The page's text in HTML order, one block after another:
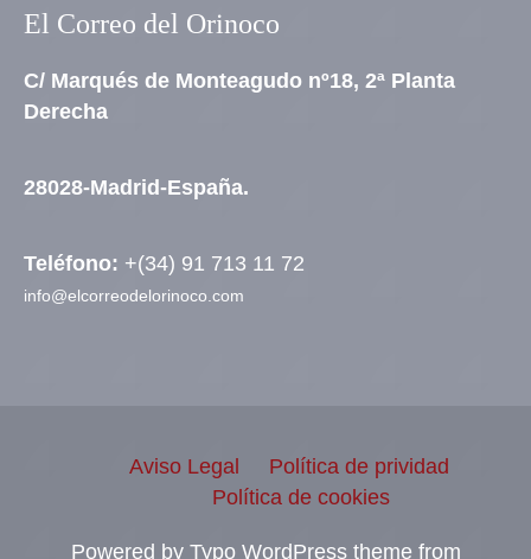
El Correo del Orinoco
C/ Marqués de Monteagudo nº18, 2ª Planta
Derecha
28028-Madrid-España.
Teléfono: +(34) 91 713 11 72
info@elcorreodelorinoco.com
Aviso Legal
Política de prividad
Política de cookies
Powered by Typo WordPress theme from